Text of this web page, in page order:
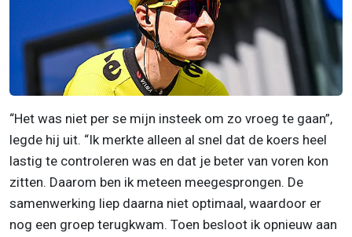
“Het was niet per se mijn insteek om zo vroeg te gaan”,
legde hij uit. “Ik merkte alleen al snel dat de koers heel
lastig te controleren was en dat je beter van voren kon
zitten. Daarom ben ik meteen meegesprongen. De
samenwerking liep daarna niet optimaal, waardoor er
nog een groep terugkwam. Toen besloot ik opnieuw aan